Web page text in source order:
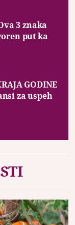
3 znaka
put ka
GODINE
za uspeh